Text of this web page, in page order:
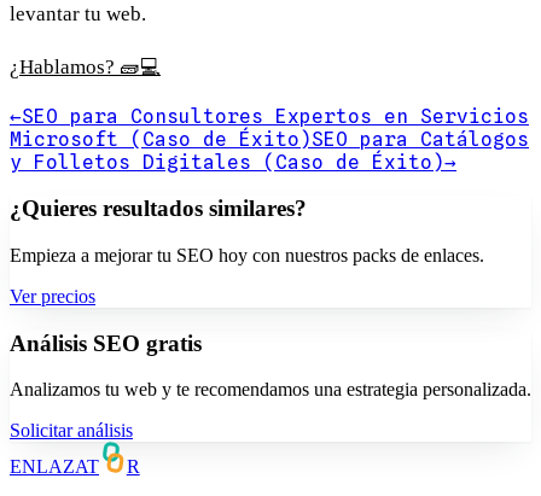
levantar tu web.
¿Hablamos? 🧱💻
←SEO para Consultores Expertos en Servicios
Microsoft (Caso de Éxito)SEO para Catálogos
y Folletos Digitales (Caso de Éxito)→
¿Quieres resultados similares?
Empieza a mejorar tu SEO hoy con nuestros packs de enlaces.
Ver precios
Análisis SEO gratis
Analizamos tu web y te recomendamos una estrategia personalizada.
Solicitar análisis
ENLAZAT
R